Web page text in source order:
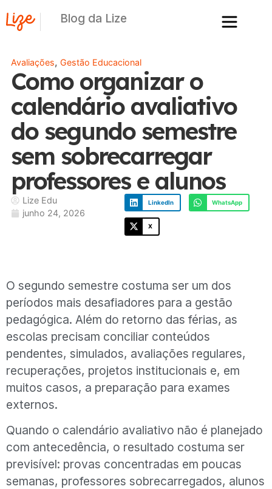
Blog da Lize
Avaliações, Gestão Educacional
Como organizar o
calendário avaliativo
do segundo semestre
sem sobrecarregar
professores e alunos
Lize Edu
junho 24, 2026
LinkedIn WhatsApp
X
O segundo semestre costuma ser um dos
períodos mais desafiadores para a gestão
pedagógica. Além do retorno das férias, as
escolas precisam conciliar conteúdos
pendentes, simulados, avaliações regulares,
recuperações, projetos institucionais e, em
muitos casos, a preparação para exames
externos.
Quando o calendário avaliativo não é planejado
com antecedência, o resultado costuma ser
previsível: provas concentradas em poucas
semanas, professores sobrecarregados, alunos